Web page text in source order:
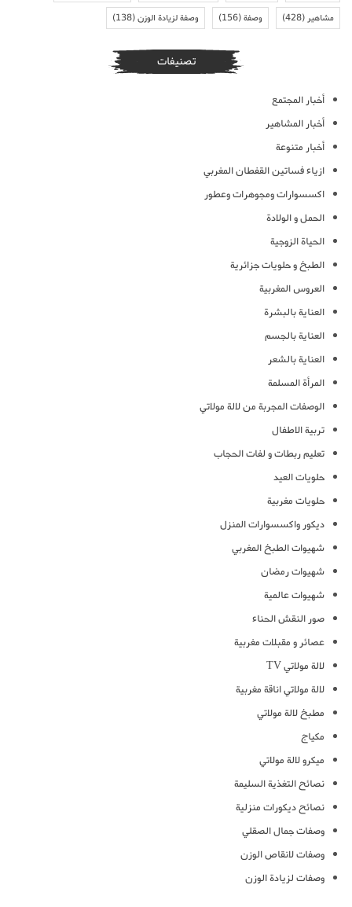
مشاهير(428) وصفة(156) وصفة لزيادة الوزن(138)
تصنيفات
أخبار المجتمع
أخبار المشاهير
أخبار متنوعة
ازياء فساتين القفطان المغربي
اكسسوارات ومجوهرات وعطور
الحمل و الولادة
الحياة الزوجية
الطبخ و حلويات جزائرية
العروس المغربية
العناية بالبشرة
العناية بالجسم
العناية بالشعر
المرأة المسلمة
الوصفات المجربة من لالة مولاتي
تربية الاطفال
تعليم ربطات و لفات الحجاب
حلويات العيد
حلويات مغربية
ديكور واكسسوارات المنزل
شهيوات الطبخ المغربي
شهيوات رمضان
شهيوات عالمية
صور النقش الحناء
عصائر و مقبلات مغربية
لالة مولاتي TV
لالة مولاتي اناقة مغربية
مطبخ لالة مولاتي
مكياج
ميكرو لالة مولاتي
نصائح التغذية السليمة
نصائح ديكورات منزلية
وصفات جمال الصقلي
وصفات لانقاص الوزن
وصفات لزيادة الوزن